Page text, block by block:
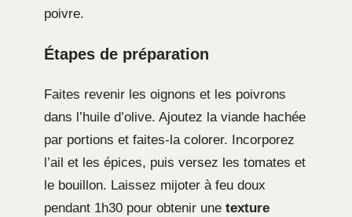
poivre.
Étapes de préparation
Faites revenir les oignons et les poivrons
dans l’huile d’olive. Ajoutez la viande hachée
par portions et faites-la colorer. Incorporez
l’ail et les épices, puis versez les tomates et
le bouillon. Laissez mijoter à feu doux
pendant 1h30 pour obtenir une texture